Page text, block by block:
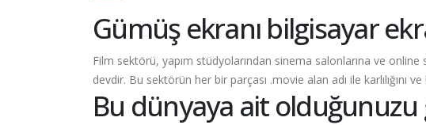
Gümüş ekranı bilgisayar
Film sektörü, yapım stüdyolarından sinema salonlarına ve
devdir. Bu sektörün her bir parçası .movie alan adı ile karlılığını
Bu dünyaya ait